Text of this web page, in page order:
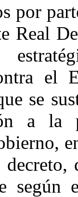
por
Real
el
se
a la
según